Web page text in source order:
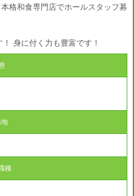
格和食専門店でホールスタッフ募
身に付く力も豊富です！
地
種